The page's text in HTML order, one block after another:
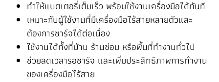
ทำให้แบตเตอรี่เต็มเร็ว พร้อมใช้งานเครื่องมือได้ทันที
เหมาะกับผู้ใช้งานที่มีเครื่องมือไร้สายหลายตัวและ
ต้องการชาร์จได้ต่อเนื่อง
ใช้งานได้ทั้งที่บ้าน ร้านซ่อม หรือพื้นที่ทำงานทั่วไป
ช่วยลดเวลารอชาร์จ และเพิ่มประสิทธิภาพการทำงาน
ของเครื่องมือไร้สาย